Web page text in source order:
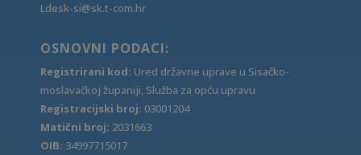
Ldesk-si@sk.t-com.hr
OSNOVNI PODACI:
Registrirani kod: Ured državne uprave u Sisačko-
moslavačkoj županiji, Služba za opću upravu
Registracijski broj: 03001204
Matični broj: 2031663
OIB: 34997715017